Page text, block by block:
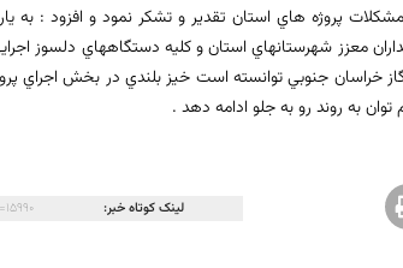
پروژه هاي استان تقدير و تشكر نمود و افزود : به
معزز شهرستانهاي استان و كليه دستگاههاي دلسوز
خراسان جنوبي توانسته است خيز بلندي در بخش اجراي
به روند رو به جلو ادامه دهد .
لینک کوتاه خبر: